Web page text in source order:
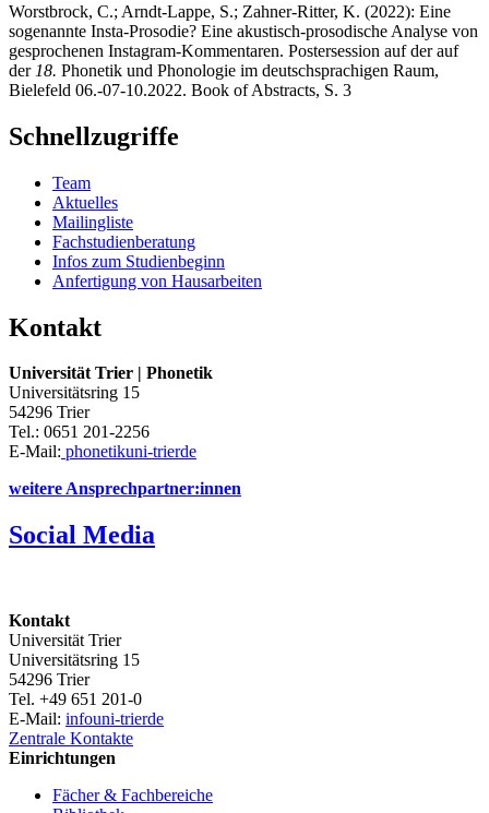
Worstbrock, C.; Arndt-Lappe, S.; Zahner-Ritter, K. (2022): Eine
sogenannte Insta-Prosodie? Eine akustisch-prosodische Analyse von
gesprochenen Instagram-Kommentaren. Postersession auf der auf
der 18. Phonetik und Phonologie im deutschsprachigen Raum,
Bielefeld 06.-07-10.2022. Book of Abstracts, S. 3
Schnellzugriffe
Team
Aktuelles
Mailingliste
Fachstudienberatung
Infos zum Studienbeginn
Anfertigung von Hausarbeiten
Kontakt
Universität Trier | Phonetik
Universitätsring 15
54296 Trier
Tel.: 0651 201-2256
E-Mail: phonetikuni-trierde
weitere Ansprechpartner:innen
Social Media
Kontakt
Universität Trier
Universitätsring 15
54296 Trier
Tel. +49 651 201-0
E-Mail: infouni-trierde
Zentrale Kontakte
Einrichtungen
Fächer & Fachbereiche